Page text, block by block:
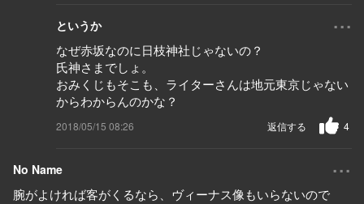
というか ...
なぜ赤坂なのに日枝神社じゃないの？
氏神さまでしょ。
おみくじもそこも、ライターさんは地元東京じゃない
からわからんのかな？
2018/05/15 08:26 4
返信する
No Name ...
腕がよければ客がくるなら、ヴィーナス像もいらないので